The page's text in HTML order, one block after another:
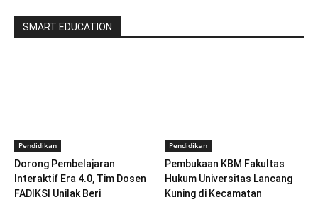
SMART EDUCATION
Pendidikan
Dorong Pembelajaran
Interaktif Era 4.0, Tim Dosen
FADIKSI Unilak Beri
Pendidikan
Pembukaan KBM Fakultas
Hukum Universitas Lancang
Kuning di Kecamatan